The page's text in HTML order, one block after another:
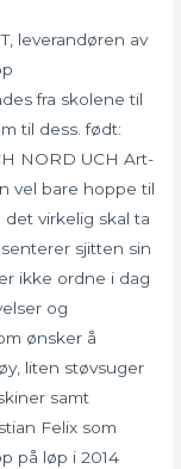
leverandøren av
fra skolene til
til dess. født:
NORD UCH Art-
vel bare hoppe til
virkelig skal ta
sjitten sin
ikke ordne i dag
og
ønsker å
liten støvsuger
samt
Felix som
på løp i 2014